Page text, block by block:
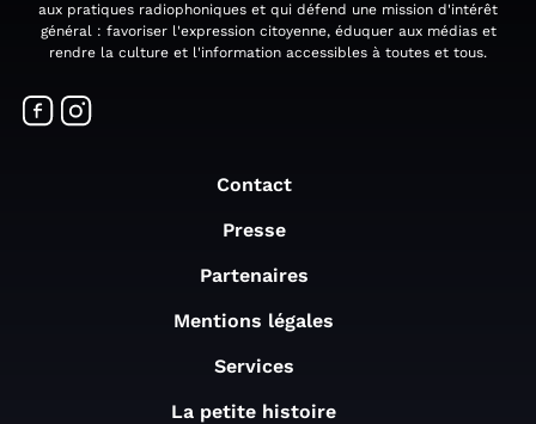
aux pratiques radiophoniques et qui défend une mission d'intérêt
général : favoriser l'expression citoyenne, éduquer aux médias et
rendre la culture et l'information accessibles à toutes et tous.
Contact
Presse
Partenaires
Mentions légales
Services
La petite histoire